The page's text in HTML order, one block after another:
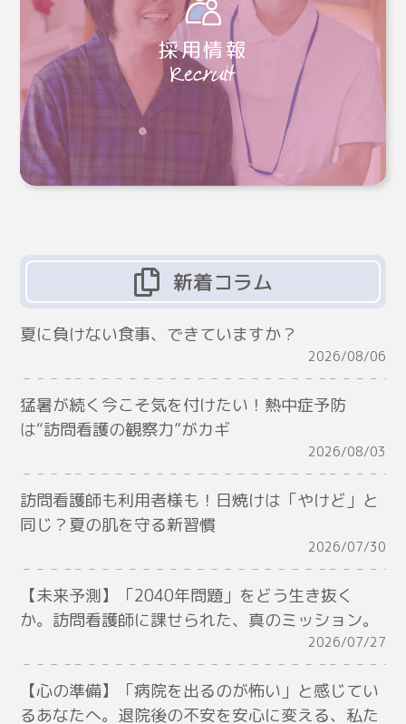
採用情報
新着コラム
夏に負けない食事、できていますか？
2026/08/06
猛暑が続く今こそ気を付けたい！熱中症予防
は“訪問看護の観察力”がカギ
2026/08/03
訪問看護師も利用者様も！日焼けは「やけど」と
同じ？夏の肌を守る新習慣
2026/07/30
【未来予測】「2040年問題」をどう生き抜く
か。訪問看護師に課せられた、真のミッション。
2026/07/27
【心の準備】「病院を出るのが怖い」と感じてい
るあなたへ。退院後の不安を安心に変える、私た